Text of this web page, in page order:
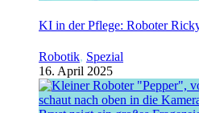
KI in der Pflege: Roboter
Robotik, Spezial
16. April 2025